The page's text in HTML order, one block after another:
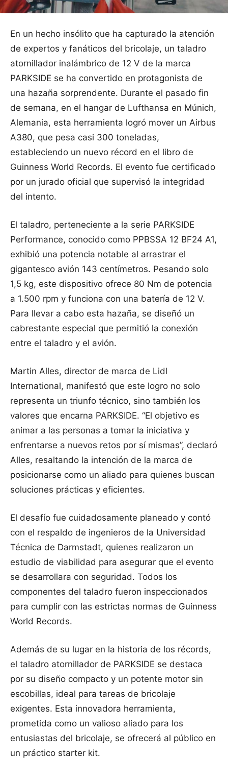
En un hecho insólito que ha capturado la atención
de expertos y fanáticos del bricolaje, un taladro
atornillador inalámbrico de 12 V de la marca
PARKSIDE se ha convertido en protagonista de
una hazaña sorprendente. Durante el pasado fin
de semana, en el hangar de Lufthansa en Múnich,
Alemania, esta herramienta logró mover un Airbus
A380, que pesa casi 300 toneladas,
estableciendo un nuevo récord en el libro de
Guinness World Records. El evento fue certificado
por un jurado oficial que supervisó la integridad
del intento.
El taladro, perteneciente a la serie PARKSIDE
Performance, conocido como PPBSSA 12 BF24 A1,
exhibió una potencia notable al arrastrar el
gigantesco avión 143 centímetros. Pesando solo
1,5 kg, este dispositivo ofrece 80 Nm de potencia
a 1.500 rpm y funciona con una batería de 12 V.
Para llevar a cabo esta hazaña, se diseñó un
cabrestante especial que permitió la conexión
entre el taladro y el avión.
Martin Alles, director de marca de Lidl
International, manifestó que este logro no solo
representa un triunfo técnico, sino también los
valores que encarna PARKSIDE. “El objetivo es
animar a las personas a tomar la iniciativa y
enfrentarse a nuevos retos por sí mismas”, declaró
Alles, resaltando la intención de la marca de
posicionarse como un aliado para quienes buscan
soluciones prácticas y eficientes.
El desafío fue cuidadosamente planeado y contó
con el respaldo de ingenieros de la Universidad
Técnica de Darmstadt, quienes realizaron un
estudio de viabilidad para asegurar que el evento
se desarrollara con seguridad. Todos los
componentes del taladro fueron inspeccionados
para cumplir con las estrictas normas de Guinness
World Records.
Además de su lugar en la historia de los récords,
el taladro atornillador de PARKSIDE se destaca
por su diseño compacto y un potente motor sin
escobillas, ideal para tareas de bricolaje
exigentes. Esta innovadora herramienta,
prometida como un valioso aliado para los
entusiastas del bricolaje, se ofrecerá al público en
un práctico starter kit.